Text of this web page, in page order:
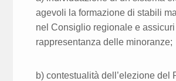
agevoli la formazione di stabili
nel Consiglio regionale e assicuri
rappresentanza delle minoranze;
b) contestualità dell’elezione del